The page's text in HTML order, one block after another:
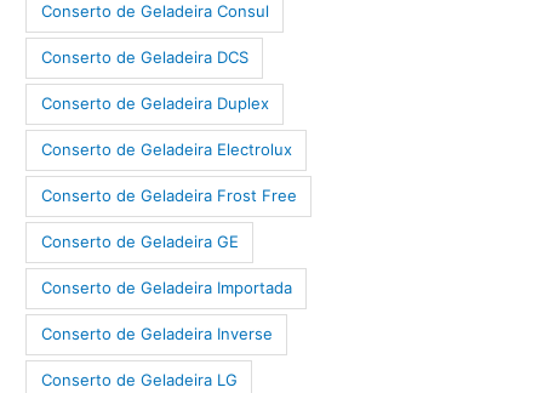
Conserto de Geladeira Consul
Conserto de Geladeira DCS
Conserto de Geladeira Duplex
Conserto de Geladeira Electrolux
Conserto de Geladeira Frost Free
Conserto de Geladeira GE
Conserto de Geladeira Importada
Conserto de Geladeira Inverse
Conserto de Geladeira LG